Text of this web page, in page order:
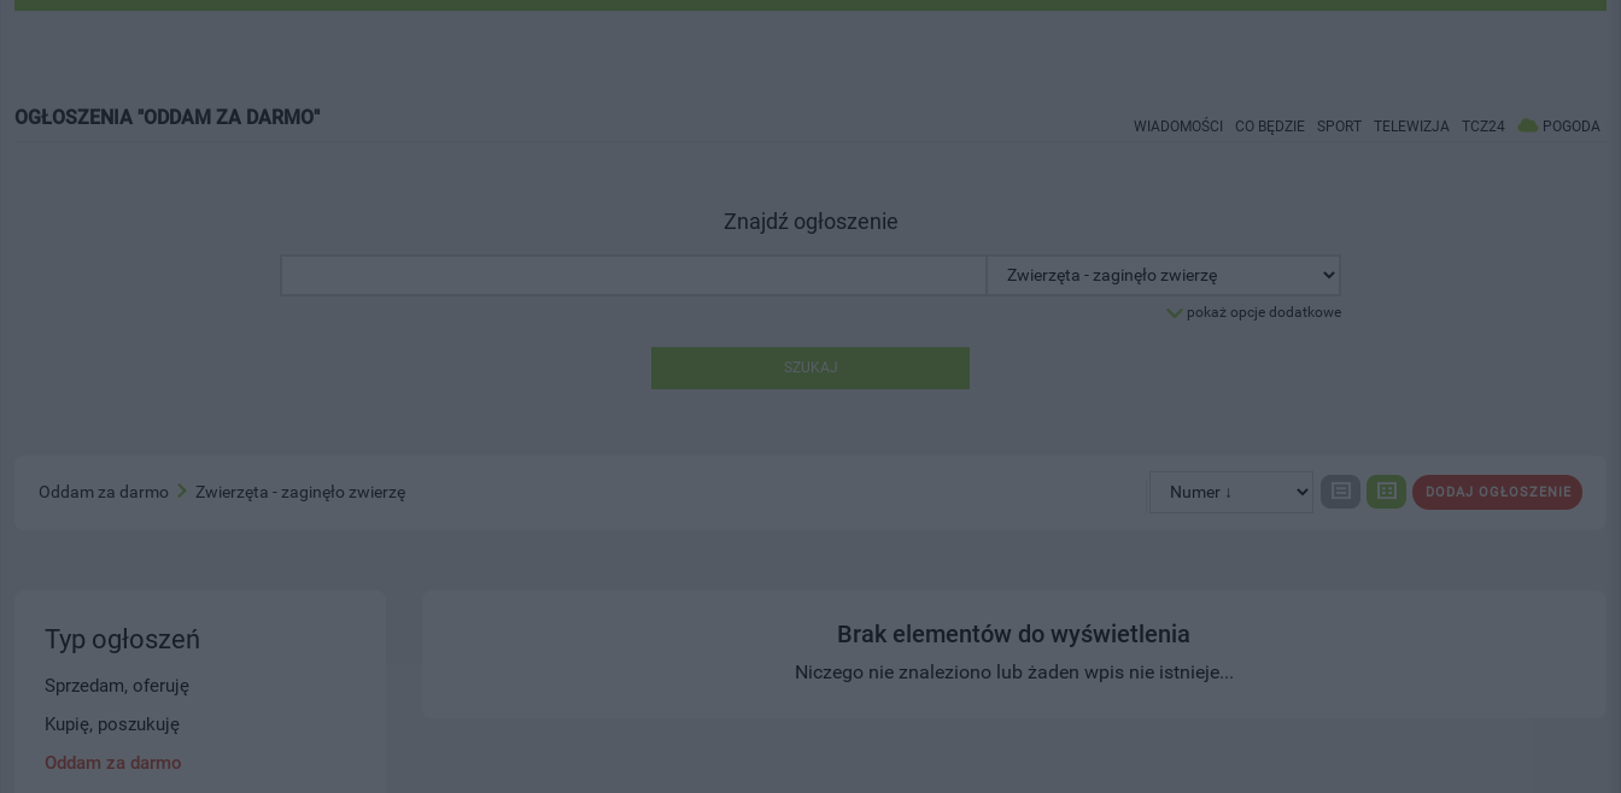
OGŁOSZENIA "ODDAM ZA DARMO" WIADOMOŚCI CO BĘDZIE SPORT TELEWIZJA TCZ24 POGODA
Znajdź ogłoszenie
pokaż opcje dodatkowe
SZUKAJ
DODAJ OGŁOSZENIE
Oddam za darmo Zwierzęta - zaginęło zwierzę
Brak elementów do wyświetlenia
Niczego nie znaleziono lub żaden wpis nie istnieje...
Typ ogłoszeń
Sprzedam, oferuję
Kupię, poszukuję
Oddam za darmo